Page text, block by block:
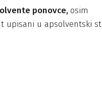
ponovce, osim
upisani u apsolventski